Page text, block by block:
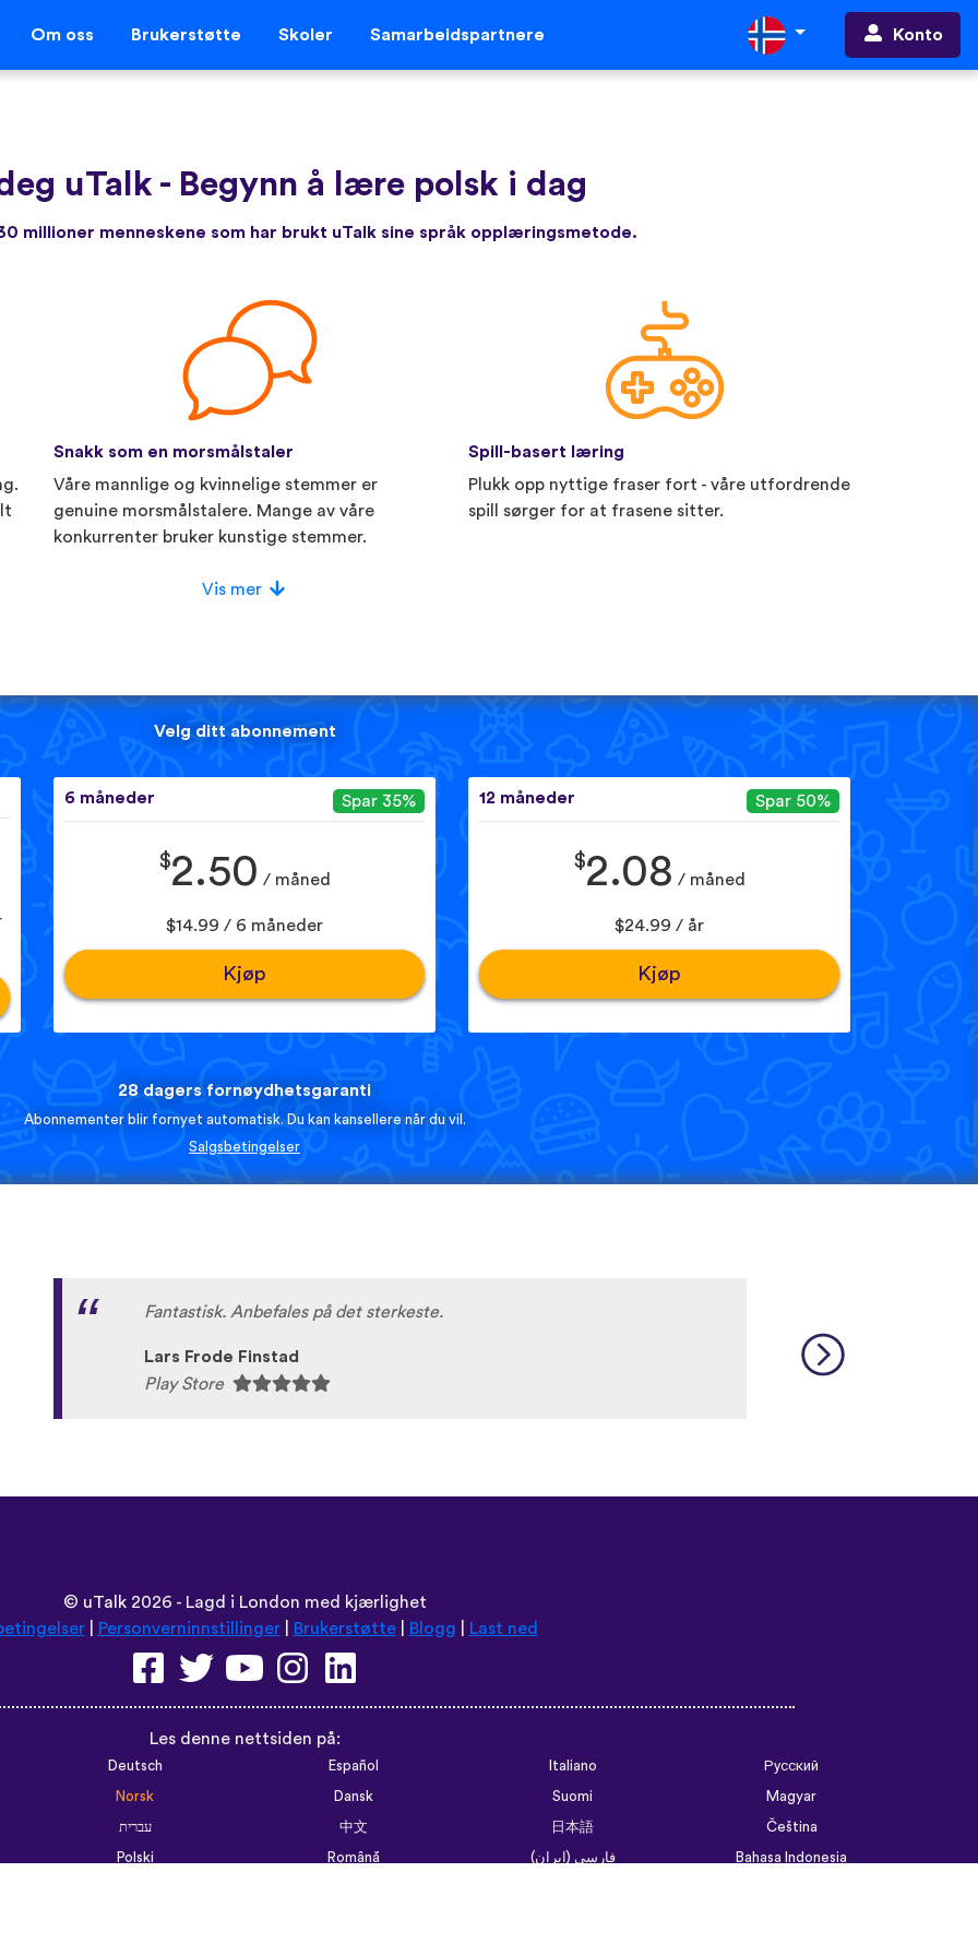
Om oss Brukerstøtte Skoler Samarbeidspartnere Konto
uTalk - Begynn å lære polsk i dag
millioner menneskene som har brukt uTalk sine språk opplæringsmetode.
Snakk som en morsmålstaler
Våre mannlige og kvinnelige stemmer er
genuine morsmålstalere. Mange av våre
konkurrenter bruker kunstige stemmer.
Spill-basert læring
Plukk opp nyttige fraser fort - våre utfordrende
spill sørger for at frasene sitter.
Vis mer
Velg ditt abonnement
6 måneder Spar 35%
$2.50 / måned
$14.99 / 6 måneder
Kjøp
12 måneder Spar 50%
$2.08 / måned
$24.99 / år
Kjøp
28 dagers fornøydhetsgaranti
Abonnementer blir fornyet automatisk. Du kan kansellere når du vil.
Salgsbetingelser
Fantastisk. Anbefales på det sterkeste.
Lars Frode Finstad
Play Store
© uTalk2026 - Lagd i London med kjærlighet
| Personverninnstillinger| Brukerstøtte| Blogg Last ned
Les denne nettsiden på:
Deutsch Español Italiano
Русский
Norsk
Dansk Suomi
Magyar
עברית
中文 日本語
Čeština
Polski
Română فارسی (ایران)
Bahasa Indonesia